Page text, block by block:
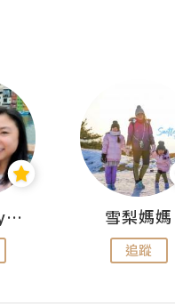
麵語錄 by Aminn 雪梨媽媽
追蹤